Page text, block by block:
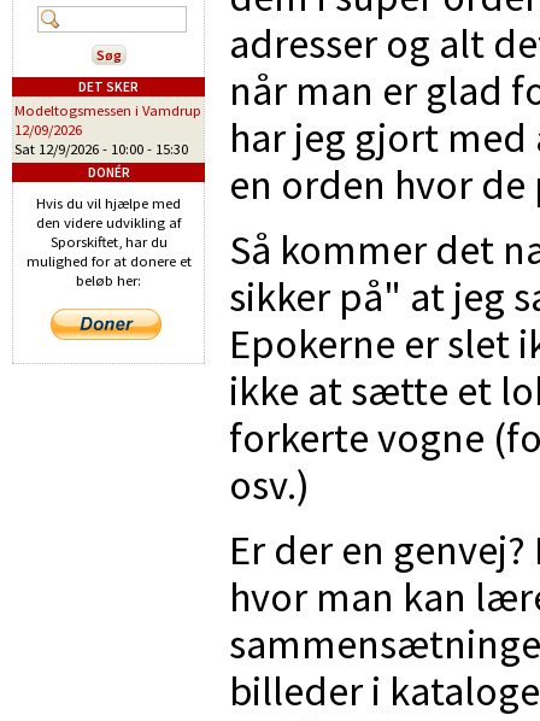
adresser og alt
når man er glad
har jeg gjort
en orden hvor de
Så kommer det
sikker på" at jeg
Epokerne er slet
ikke at sætte et
forkerte vogne
osv.)
Er der en
hvor man kan
billeder i
DET SKER
Modeltogsmessen i Vamdrup
12/09/2026
Sat 12/9/2026 - 10:00 - 15:30
DONÉR
Hvis du vil hjælpe med
den videre udvikling af
Sporskiftet, har du
mulighed for at donere et
beløb her: